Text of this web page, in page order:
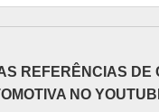
REFERÊNCIAS DE
NO